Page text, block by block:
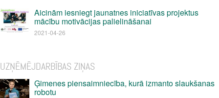
Aicinām iesniegt jaunatnes iniciatīvas projektus
mācību motivācijas palielināšanai
2021-04-26
UZŅĒMĒJDARBĪBAS ZIŅAS
Ģimenes piensaimniecība, kurā izmanto slaukšanas
robotu